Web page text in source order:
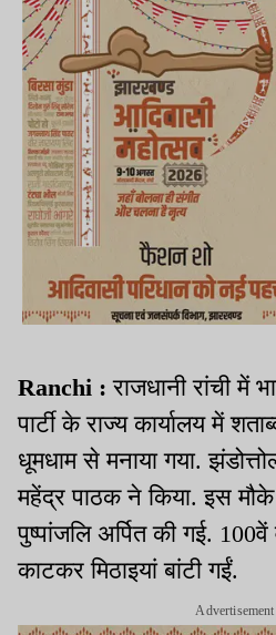
Ranchi :राजधानी रांची में
पार्टी के राज्य कार्यालय में
धूमधाम से मनाया गया.
महेंद्र पाठक ने किया. इस मौके
पुष्पांजलि अर्पित की गई.
काटकर मिठाइयां बांटी गईं.
Advertisement